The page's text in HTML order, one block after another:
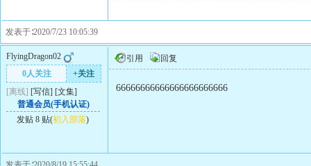
发表于∶2020/7/23 10:05:39
FlyingDragon02
0人关注
+关注
[离线] [写信] [文集]
普通会员(手机认证)
发贴 8 贴(初入部落)
引用 回复
66666666666666666666666